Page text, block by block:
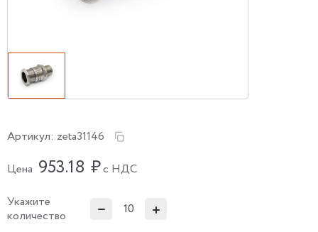
Артикул: zeta31146
Цена 953.18 ₽с НДС
Укажите
количество